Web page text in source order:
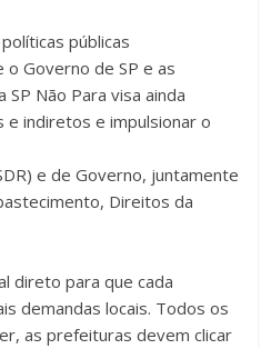
públicas
Governo de SP e as
Não Para visa ainda
indiretos e impulsionar o
e de Governo, juntamente
Direitos da
direto para que cada
demandas locais. Todos os
as prefeituras devem clicar